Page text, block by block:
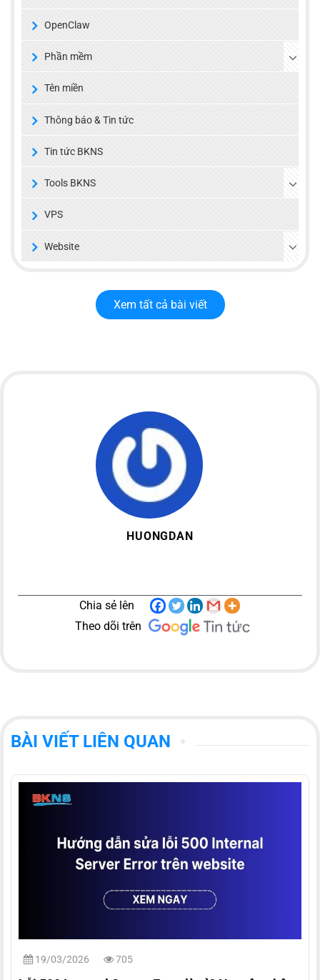
OpenClaw
Phần mềm
Tên miền
Thông báo & Tin tức
Tin tức BKNS
Tools BKNS
VPS
Website
Xem tất cả bài viết
HUONGDAN
Chia sẻ lên
Theo dõi trên
BÀI VIẾT LIÊN QUAN
19/03/2026 705